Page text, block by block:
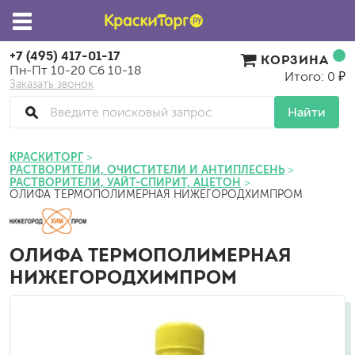
+7 (495) 417-01-17
Пн-Пт 10-20 Сб 10-18
Заказать звонок
Найти
КОРЗИНА
Итого: 0 ₽
КРАСКИТОРГ
РАСТВОРИТЕЛИ, ОЧИСТИТЕЛИ И АНТИПЛЕСЕНЬ
РАСТВОРИТЕЛИ, УАЙТ-СПИРИТ, АЦЕТОН
ОЛИФА ТЕРМОПОЛИМЕРНАЯ НИЖЕГОРОДХИМПРОМ
ОЛИФА ТЕРМОПОЛИМЕРНАЯ
НИЖЕГОРОДХИМПРОМ